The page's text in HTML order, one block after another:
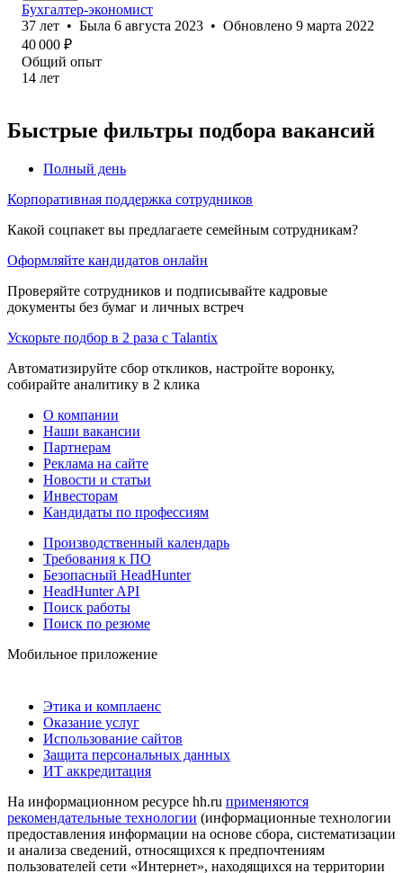
Бухгалтер-экономист
37 лет • Была 6 августа 2023 • Обновлено 9 марта 2022
40 000 ₽
Общий опыт
14 лет
Быстрые фильтры подбора вакансий
Полный день
Корпоративная поддержка сотрудников
Какой соцпакет вы предлагаете семейным сотрудникам?
Оформляйте кандидатов онлайн
Проверяйте сотрудников и подписывайте кадровые
документы без бумаг и личных встреч
Ускорьте подбор в 2 раза с Talantix
Автоматизируйте сбор откликов, настройте воронку,
собирайте аналитику в 2 клика
О компании
Наши вакансии
Партнерам
Реклама на сайте
Новости и статьи
Инвесторам
Кандидаты по профессиям
Производственный календарь
Требования к ПО
Безопасный HeadHunter
HeadHunter API
Поиск работы
Поиск по резюме
Мобильное приложение
Этика и комплаенс
Оказание услуг
Использование сайтов
Защита персональных данных
ИТ аккредитация
На информационном ресурсе hh.ru применяются
рекомендательные технологии (информационные технологии
предоставления информации на основе сбора, систематизации
и анализа сведений, относящихся к предпочтениям
пользователей сети «Интернет», находящихся на территории